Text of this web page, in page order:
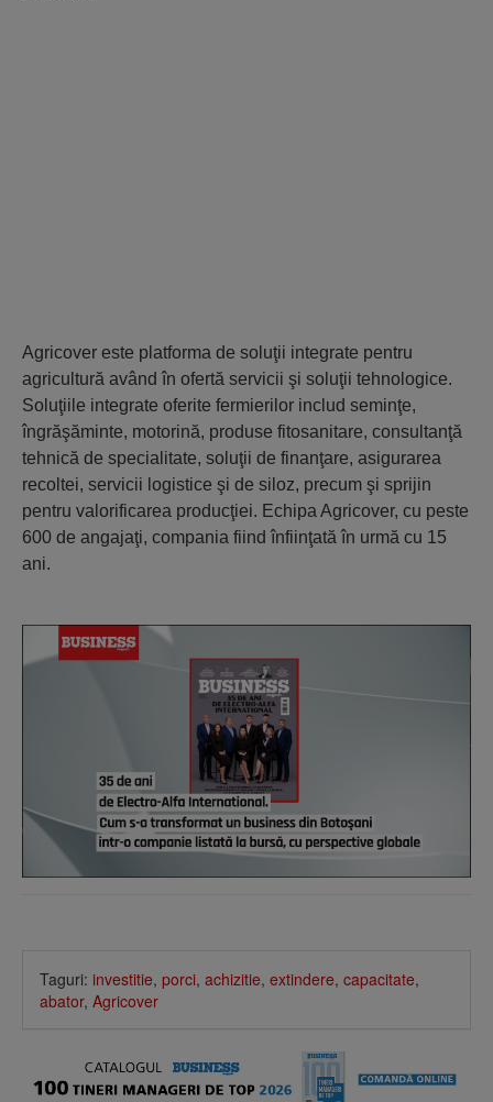
Agricover este platforma de soluţii integrate pentru
agricultură având în ofertă servicii şi soluţii tehnologice.
Soluţiile integrate oferite fermierilor includ seminţe,
îngrăşăminte, motorină, produse fitosanitare, consultanţă
tehnică de specialitate, soluţii de finanţare, asigurarea
recoltei, servicii logistice şi de siloz, precum şi sprijin
pentru valorificarea producţiei. Echipa Agricover, cu peste
600 de angajaţi, compania fiind înfiinţată în urmă cu 15
ani.
Taguri: investitie, porci, achizitie, extindere, capacitate,
abator, Agricover